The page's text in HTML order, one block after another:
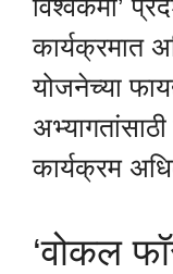
विश्वकर्मा’
कार्यक्रमात
योजनेच्या
कार्यक्रम
‘वोकल